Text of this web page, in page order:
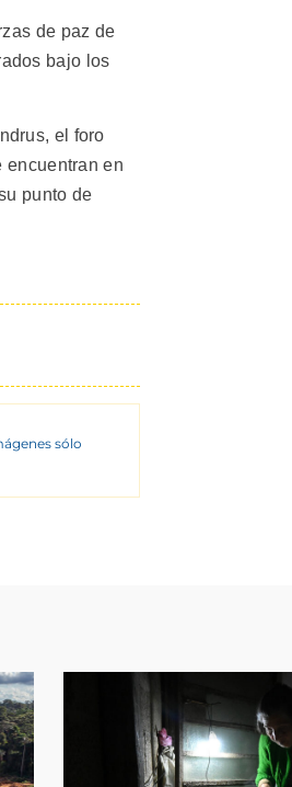
de paz de
bajo los
el foro
encuentran en
punto de
sólo